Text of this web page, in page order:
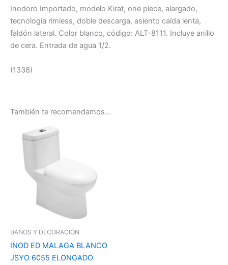
Inodoro Importado, modelo Kirat, one piece, alargado,
tecnología rimless, doble descarga, asiento caída lenta,
faldón lateral. Color blanco, código: ALT-8111. Incluye anillo
de cera. Entrada de agua 1/2.
(1338)
También te recomendamos…
BAÑOS Y DECORACIÓN
INOD ED MALAGA BLANCO
JSYO 6055 ELONGADO